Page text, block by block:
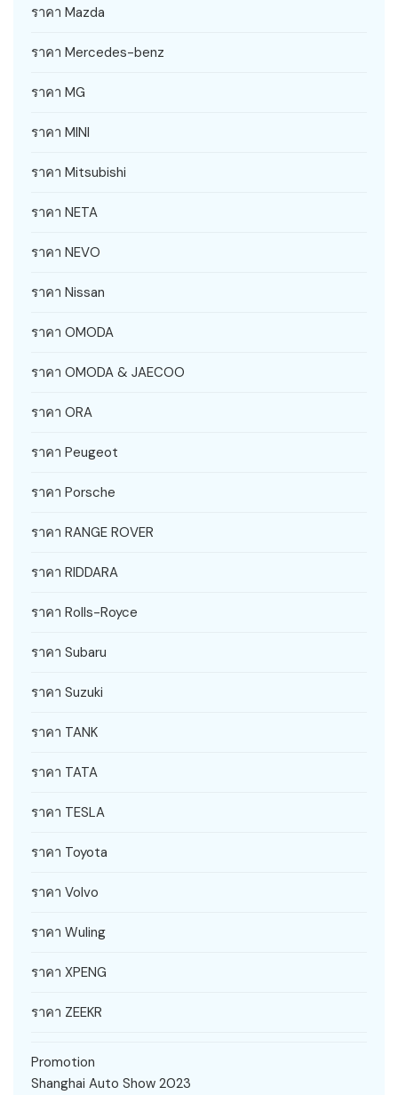
ราคา Mazda
ราคา Mercedes-benz
ราคา MG
ราคา MINI
ราคา Mitsubishi
ราคา NETA
ราคา NEVO
ราคา Nissan
ราคา OMODA
ราคา OMODA & JAECOO
ราคา ORA
ราคา Peugeot
ราคา Porsche
ราคา RANGE ROVER
ราคา RIDDARA
ราคา Rolls-Royce
ราคา Subaru
ราคา Suzuki
ราคา TANK
ราคา TATA
ราคา TESLA
ราคา Toyota
ราคา Volvo
ราคา Wuling
ราคา XPENG
ราคา ZEEKR
Promotion
Shanghai Auto Show 2023